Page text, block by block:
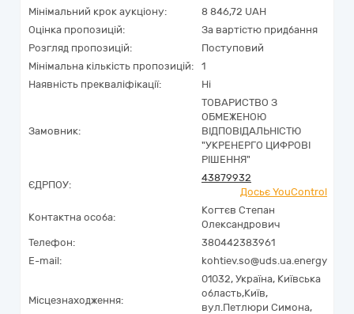
Мінімальний крок аукціону:
8 846,72 UAH
Оцінка пропозицій:
За вартістю придбання
Розгляд пропозицій:
Поступовий
Мінімальна кількість пропозицій:
1
Наявність прекваліфікації:
Ні
Замовник:
ТОВАРИСТВО З
ОБМЕЖЕНОЮ
ВІДПОВІДАЛЬНІСТЮ
"УКРЕНЕРГО ЦИФРОВІ
РІШЕННЯ"
ЄДРПОУ:
43879932
Досьє YouControl
Контактна особа:
Когтєв Степан
Олександрович
Телефон:
380442383961
E-mail:
kohtiev.so@uds.ua.energy
Місцезнаходження:
01032, Україна, Київська
область,Київ,
вул.Петлюри Симона,